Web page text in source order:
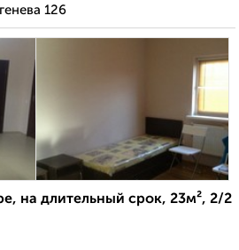
126
на длительный срок, 23м², 2/2